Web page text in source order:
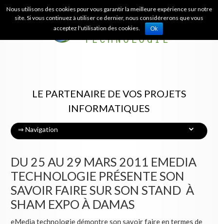
Skip
content
LE PARTENAIRE DE VOS PROJETS
INFORMATIQUES
Menu
SKIP TO CONTENT
DU 25 AU 29 MARS 2011 EMEDIA
TECHNOLOGIE PRÉSENTE SON
SAVOIR FAIRE SUR SON STAND À
SHAM EXPO À DAMAS
eMedia technologie démontre son savoir faire en termes de
Nous utilisons des cookies pour vous garantir la meilleure expérience sur notre
site. Si vous continuez à utiliser ce dernier, nous considérerons que vous
acceptez l'utilisation des cookies.
Ok